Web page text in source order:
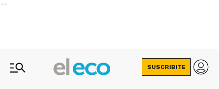
Ads
SUSCRIBITE